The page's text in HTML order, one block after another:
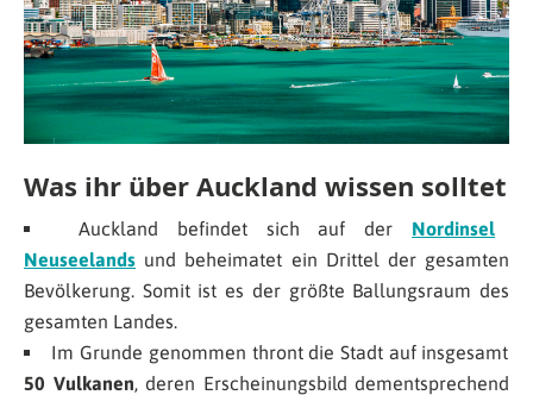
Was ihr über Auckland wissen solltet
Auckland befindet sich auf der Nordinsel
Neuseelands und beheimatet ein Drittel der gesamten
Bevölkerung. Somit ist es der größte Ballungsraum des
gesamten Landes.
Im Grunde genommen thront die Stadt auf insgesamt
50 Vulkanen, deren Erscheinungsbild dementsprechend